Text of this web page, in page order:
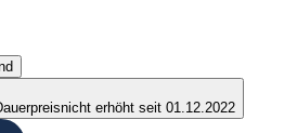
nicht erhöht seit 01.12.2022